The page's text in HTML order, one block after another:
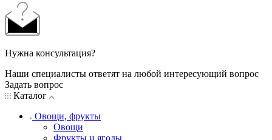
Нужна консультация?
Наши специалисты ответят на любой интересующий вопрос
Задать вопрос
Каталог
Овощи, фрукты
Овощи
Фрукты и ягоды